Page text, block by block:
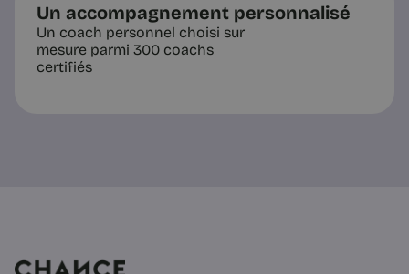
Un accompagnement personnalisé
Un coach personnel choisi sur
mesure parmi 300 coachs
certifiés